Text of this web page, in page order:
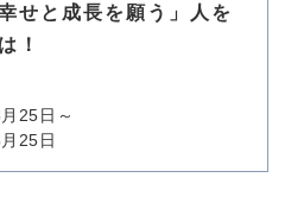
せと成長を願う」人を
！
25日～
25日